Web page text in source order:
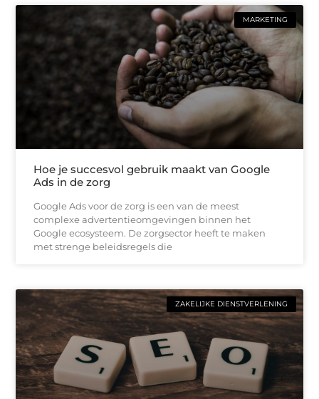
MARKETING
Hoe je succesvol gebruik maakt van Google
Ads in de zorg
Google Ads voor de zorg is een van de meest
complexe advertentieomgevingen binnen het
Google ecosysteem. De zorgsector heeft te maken
met strenge beleidsregels die
ZAKELIJKE DIENSTVERLENING